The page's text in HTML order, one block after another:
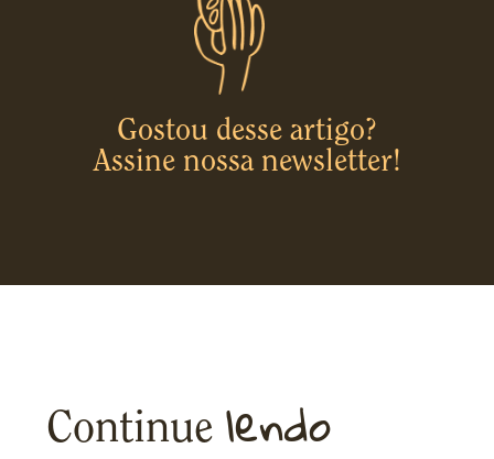
Gostou desse artigo?
Assine nossa newsletter!
Continue lendo